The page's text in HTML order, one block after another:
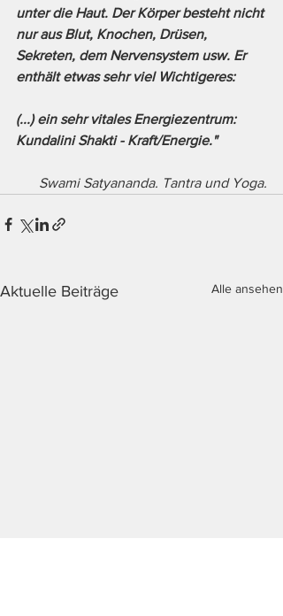
unter die Haut. Der Körper besteht nicht
nur aus Blut, Knochen, Drüsen,
Sekreten, dem Nervensystem usw. Er
enthält etwas sehr viel Wichtigeres:
(...) ein sehr vitales Energiezentrum:
Kundalini Shakti - Kraft/Energie."
Swami Satyananda. Tantra und Yoga.
Aktuelle Beiträge Alle ansehen